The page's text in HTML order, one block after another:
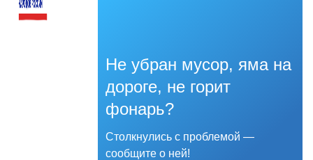
Не убран мусор, яма на
дороге, не горит
фонарь?
Столкнулись с проблемой —
сообщите о ней!